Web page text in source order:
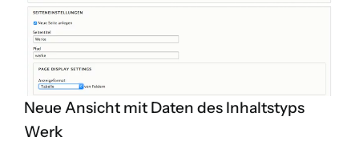
Neue Ansicht mit Daten des Inhaltstyps
Werk